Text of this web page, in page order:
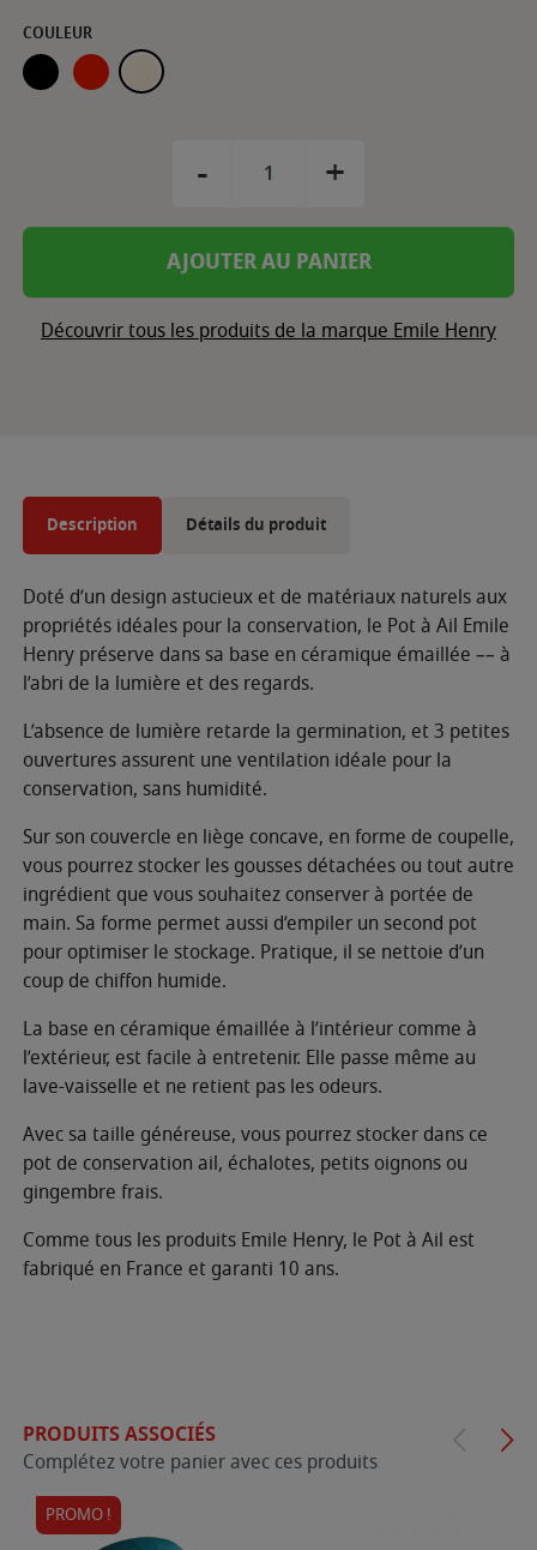
COULEUR
TRUFFEGRAND CRU
ARGILE
- +
AJOUTER AU PANIER
Découvrir tous les produits de la marque Emile Henry
Description Détails du produit
Doté d’un design astucieux et de matériaux naturels aux
propriétés idéales pour la conservation, le Pot à Ail Emile
Henry préserve dans sa base en céramique émaillée –– à
l’abri de la lumière et des regards.
L’absence de lumière retarde la germination, et 3 petites
ouvertures assurent une ventilation idéale pour la
conservation, sans humidité.
Sur son couvercle en liège concave, en forme de coupelle,
vous pourrez stocker les gousses détachées ou tout autre
ingrédient que vous souhaitez conserver à portée de
main. Sa forme permet aussi d’empiler un second pot
pour optimiser le stockage. Pratique, il se nettoie d’un
coup de chiffon humide.
La base en céramique émaillée à l’intérieur comme à
l’extérieur, est facile à entretenir. Elle passe même au
lave-vaisselle et ne retient pas les odeurs.
Avec sa taille généreuse, vous pourrez stocker dans ce
pot de conservation ail, échalotes, petits oignons ou
gingembre frais.
Comme tous les produits Emile Henry, le Pot à Ail est
fabriqué en France et garanti 10 ans.
PRODUITS ASSOCIÉS
Complétez votre panier avec ces produits
PROMO !